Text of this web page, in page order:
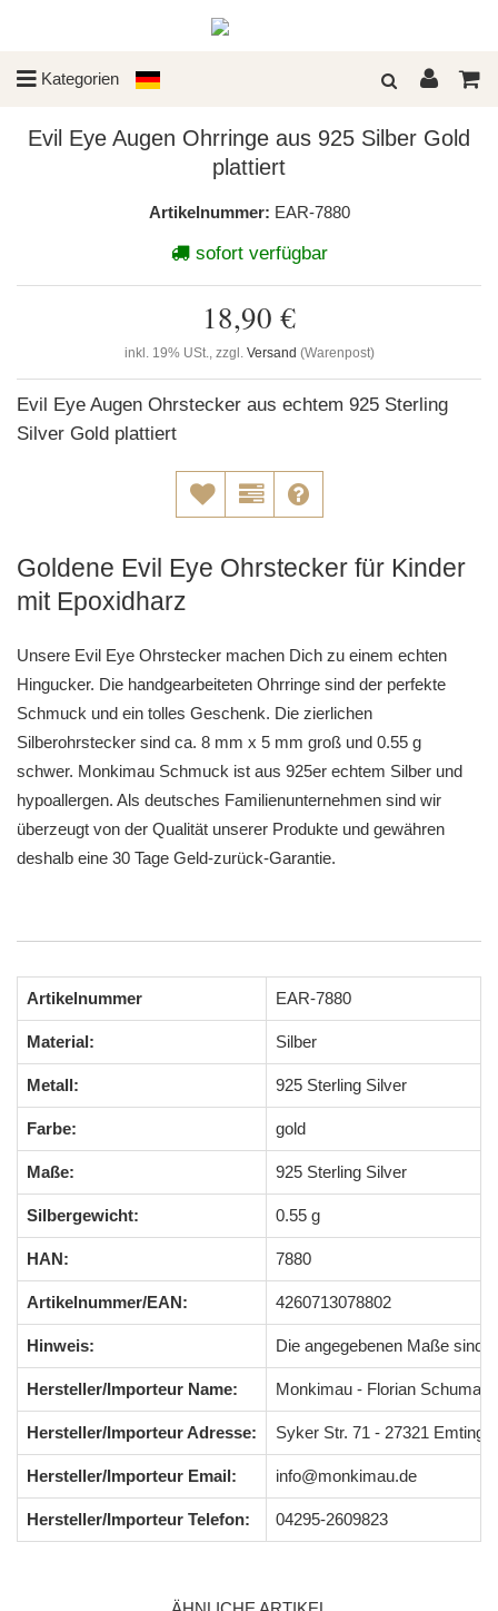
Kategorien
Evil Eye Augen Ohrringe aus 925 Silber Gold
plattiert
Artikelnummer: EAR-7880
sofort verfügbar
18,90 €
inkl. 19% USt., zzgl. Versand (Warenpost)
Evil Eye Augen Ohrstecker aus echtem 925 Sterling
Silver Gold plattiert
Goldene Evil Eye Ohrstecker für Kinder
mit Epoxidharz
Unsere Evil Eye Ohrstecker machen Dich zu einem echten
Hingucker. Die handgearbeiteten Ohrringe sind der perfekte
Schmuck und ein tolles Geschenk. Die zierlichen
Silberohrstecker sind ca. 8 mm x 5 mm groß und 0.55 g
schwer. Monkimau Schmuck ist aus 925er echtem Silber und
hypoallergen. Als deutsches Familienunternehmen sind wir
überzeugt von der Qualität unserer Produkte und gewähren
deshalb eine 30 Tage Geld-zurück-Garantie.
Artikelnummer EAR-7880
Material: Silber
Metall: 925 Sterling Silver
Farbe: gold
Maße: 925 Sterling Silver
Silbergewicht: 0.55 g
HAN: 7880
Artikelnummer/EAN: 4260713078802
Hinweis: Die angegebenen Maße sind
Hersteller/Importeur Name: Monkimau - Florian
Hersteller/Importeur Adresse: Syker Str. 71 - 27321
Hersteller/Importeur Email: info@monkimau.de
Hersteller/Importeur Telefon: 04295-2609823